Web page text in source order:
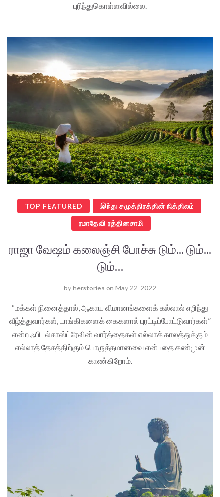
புரிந்துகொள்ளவில்லை.
TOP FEATURED இந்து சமுத்திரத்தின் நித்திலம்
ரமாதேவி ரத்தினசாமி
ராஜா வேஷம் கலைஞ்சி போச்சு டும்... டும்...
டும்…
byherstories on May 22, 2022
“மக்கள் நினைத்தால், ஆகாய விமானங்களைக் கல்லால் எறிந்து
வீழ்த்துவார்கள், டாங்கிகளைக் கைகளால் புரட்டிப்போட்டுவார்கள்”
என்ற ஃபிடல்காஸ்ட்ரேவின் வார்த்தைகள் எல்லாக் காலத்துக்கும்
எல்லாத் தேசத்திற்கும் பொருத்தமானவை என்பதை கண்முன்
காண்கிறோம்.